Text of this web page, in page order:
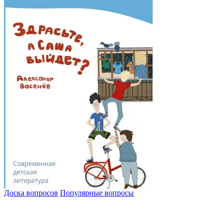
Доска вопросов Популярные вопросы